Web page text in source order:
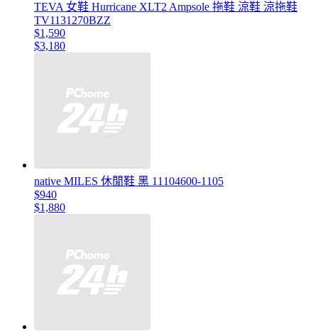
TEVA 女鞋 Hurricane XLT2 Ampsole 拖鞋 涼鞋 涼拖鞋
TV1131270BZZ
$1,590
$3,180
native MILES 休閒鞋 黑 11104600-1105
$940
$1,880